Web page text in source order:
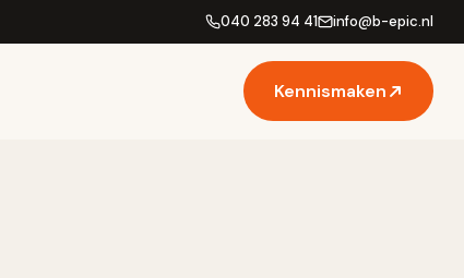
040 283 94 41 info@b-epic.nl
Kennismaken